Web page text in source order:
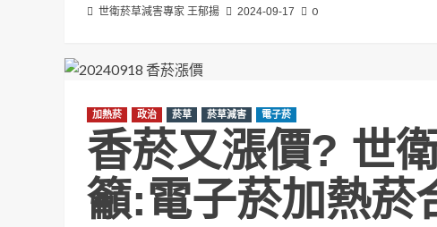
世衛菸草減害專家 王郁揚 2024-09-17 0
加熱菸 政治 菸草 菸草減害 電子菸
香菸又漲價? 世
籲:電子菸加熱菸